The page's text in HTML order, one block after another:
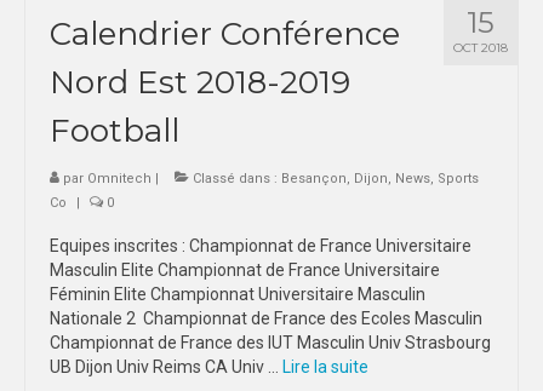
COMMUNICATION
PALMARES
MAG DU SPORT-U
PHOTOTHÈQUE
DIJON
VIDÉOTHÈQUE
LOGOTHÈQUE
15
OCT 2018
Calendrier Conférence
Nord Est 2018-2019
Football
par Omnitech | Classé dans : Besançon, Dijon, News, Sports
Co
| 0
Equipes inscrites : Championnat de France Universitaire
Masculin Elite Championnat de France Universitaire
Féminin Elite Championnat Universitaire Masculin
Nationale 2 Championnat de France des Ecoles Masculin
Championnat de France des IUT Masculin Univ Strasbourg
UB Dijon Univ Reims CA Univ …
Lire la suite­­